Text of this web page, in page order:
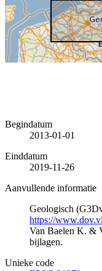
Begindatum
2013-01-01
Einddatum
2019-11-26
Aanvullende informatie
Geologisch
https://
Van Baelen K. &
bijlagen.
Unieke code